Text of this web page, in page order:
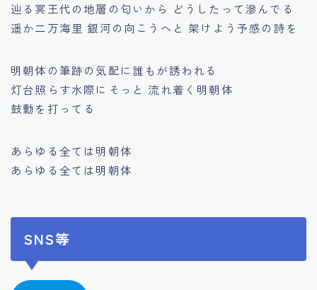
辿る冥王代の地層の匂いから どうしたって滲んでる
遥か二万海里 銀河の向こうへと 架けよう予感の詩を
明朝体の筆跡の気配に誰もが誘われる
灯台照らす水際にそっと 流れ着く明朝体
鼓動を打ってる
あらゆる全ては明朝体
あらゆる全ては明朝体
SNS等